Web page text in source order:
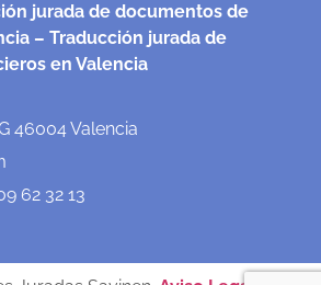
jurada de documentos de
– Traducción jurada de
en Valencia
46004 Valencia
62 32 13